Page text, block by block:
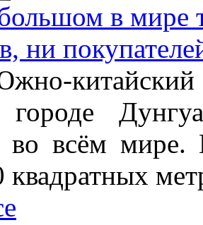
в мире
ни
всём мире.
квадратных